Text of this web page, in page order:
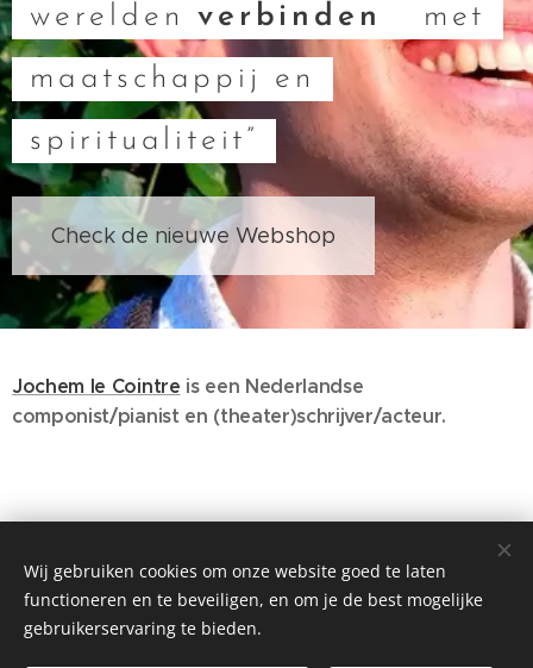
wereldenverbinden met
maatschappij en
spiritualiteit”
Check de nieuwe Webshop
Jochem le Cointre is een Nederlandse
componist/pianist en (theater)schrijver/acteur.
Wij gebruiken cookies om onze website goed te laten
functioneren en te beveiligen, en om je de best mogelijke
gebruikerservaring te bieden.